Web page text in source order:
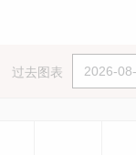
过去图表